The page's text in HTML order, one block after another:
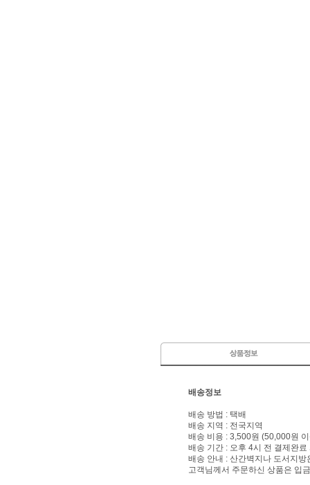
배송정보
배송 방법 : 택배
배송 지역 : 전국지역
배송 비용 : 3,500원 (50,000원
배송 기간 : 오후 4시 전 결제완료
배송 안내 : 산간벽지나 도서지
고객님께서 주문하신 상품은 입